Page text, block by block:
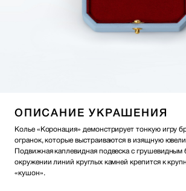
ОПИСАНИЕ УКРАШЕНИЯ
Колье «Коронация» демонстрирует тонкую игру
огранок, которые выстраиваются в изящную
Подвижная каплевидная подвеска с грушевидным
окружении линий круглых камней крепится к
«кушон».